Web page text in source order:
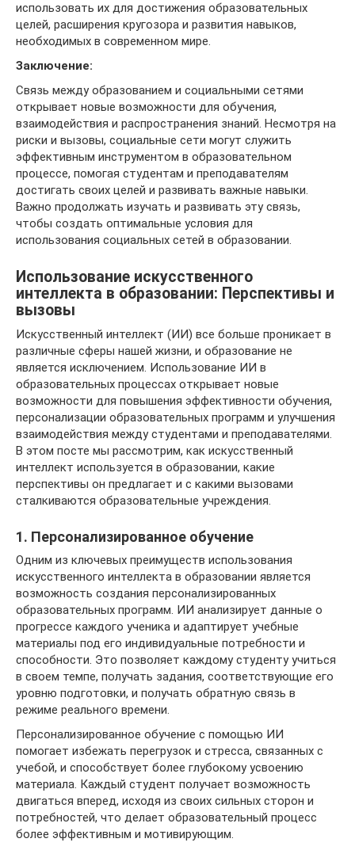
использовать их для достижения образовательных
целей, расширения кругозора и развития навыков,
необходимых в современном мире.
Заключение:
Связь между образованием и социальными сетями
открывает новые возможности для обучения,
взаимодействия и распространения знаний. Несмотря на
риски и вызовы, социальные сети могут служить
эффективным инструментом в образовательном
процессе, помогая студентам и преподавателям
достигать своих целей и развивать важные навыки.
Важно продолжать изучать и развивать эту связь,
чтобы создать оптимальные условия для
использования социальных сетей в образовании.
Использование искусственного
интеллекта в образовании: Перспективы и
вызовы
Искусственный интеллект (ИИ) все больше проникает в
различные сферы нашей жизни, и образование не
является исключением. Использование ИИ в
образовательных процессах открывает новые
возможности для повышения эффективности обучения,
персонализации образовательных программ и улучшения
взаимодействия между студентами и преподавателями.
В этом посте мы рассмотрим, как искусственный
интеллект используется в образовании, какие
перспективы он предлагает и с какими вызовами
сталкиваются образовательные учреждения.
1. Персонализированное обучение
Одним из ключевых преимуществ использования
искусственного интеллекта в образовании является
возможность создания персонализированных
образовательных программ. ИИ анализирует данные о
прогрессе каждого ученика и адаптирует учебные
материалы под его индивидуальные потребности и
способности. Это позволяет каждому студенту учиться
в своем темпе, получать задания, соответствующие его
уровню подготовки, и получать обратную связь в
режиме реального времени.
Персонализированное обучение с помощью ИИ
помогает избежать перегрузок и стресса, связанных с
учебой, и способствует более глубокому усвоению
материала. Каждый студент получает возможность
двигаться вперед, исходя из своих сильных сторон и
потребностей, что делает образовательный процесс
более эффективным и мотивирующим.